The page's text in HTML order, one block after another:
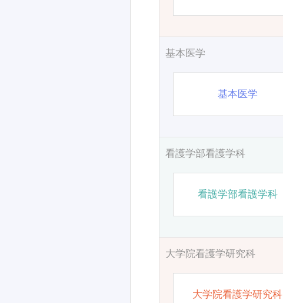
基本医学
基本医学
看護学部看護学科
看護学部看護学科
大学院看護学研究科
大学院看護学研究科